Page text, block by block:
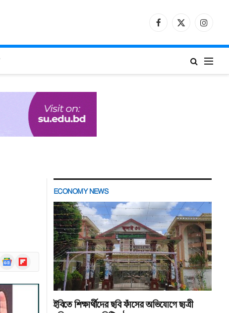
Facebook
X
Google
News
Flipboard
ECONOMY NEWS
ইবিতে শিক্ষার্থীদের ছবি ফাঁসের অভিযোগে ছাত্রী